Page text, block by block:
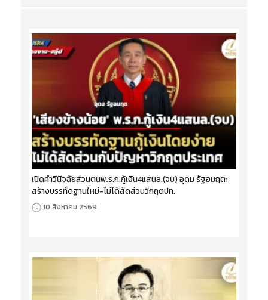
เปิดคำวินิจฉัยส่วนตนพ.ร.ก.กู้เงิน4แสนล.(จบ) อุดม รัฐอมฤต:
สร้างบรรทัดฐานใหม่-ไม่ได้สัดส่วนวิกฤตปท.
10 สิงหาคม 2569